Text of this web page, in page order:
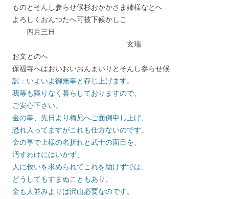
ものとそんし参らせ候杉おかかさま姉様なとへ
よろしくおんつたへ可被下候かしこ
四月三日
玄瑞
お文とのへ
保福寺へはおいおいおんまいりとそんし参らせ候
訳：いよいよ御無事と存じ上げます。
我等も障りなく暮らしておりますので、
ご安心下さい。
金の事、先日より梅兄へご面倒申し上げ、
恐れ入ってますがこれも仕方ないのです。
金の事で上様の名折れと武士の面目を、
汚すわけにはいかず、
人に救いを求められてこれを助けずでは、
どうしてもすまぬこともあり、
金も人並みよりは沢山必要なのです。